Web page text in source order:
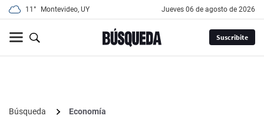
11° Montevideo, UY jueves 06 de agosto de 2026
Suscribite
Búsqueda
Economía